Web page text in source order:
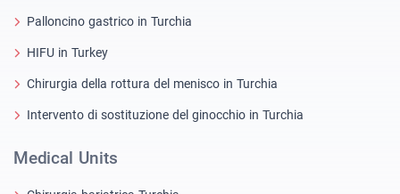
Palloncino gastrico in Turchia
HIFU in Turkey
Chirurgia della rottura del menisco in Turchia
Intervento di sostituzione del ginocchio in Turchia
Medical Units